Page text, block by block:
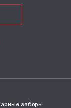
заборы